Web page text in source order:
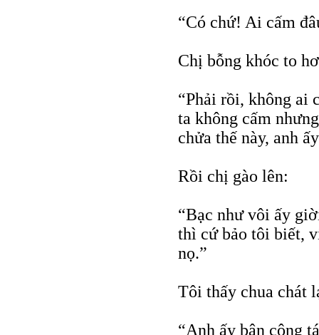
“Có chứ! Ai cấm
Chị bỗng khóc to
“Phải rồi, không ai
ta không cấm
chửa thế này, anh
Rồi chị gào lên:
“Bạc như vôi ấy
thì cứ bảo tôi biết,
nọ.”
Tôi thấy chua chát
“Anh ấy bận công